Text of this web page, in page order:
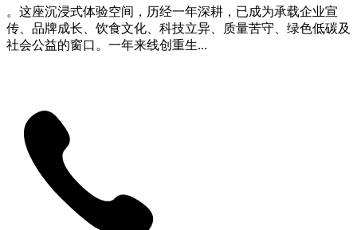
。这座沉浸式体验空间，历经一年深耕，已成为承载企业宣
传、品牌成长、饮食文化、科技立异、质量苦守、绿色低碳及
社会公益的窗口。一年来线创重生...